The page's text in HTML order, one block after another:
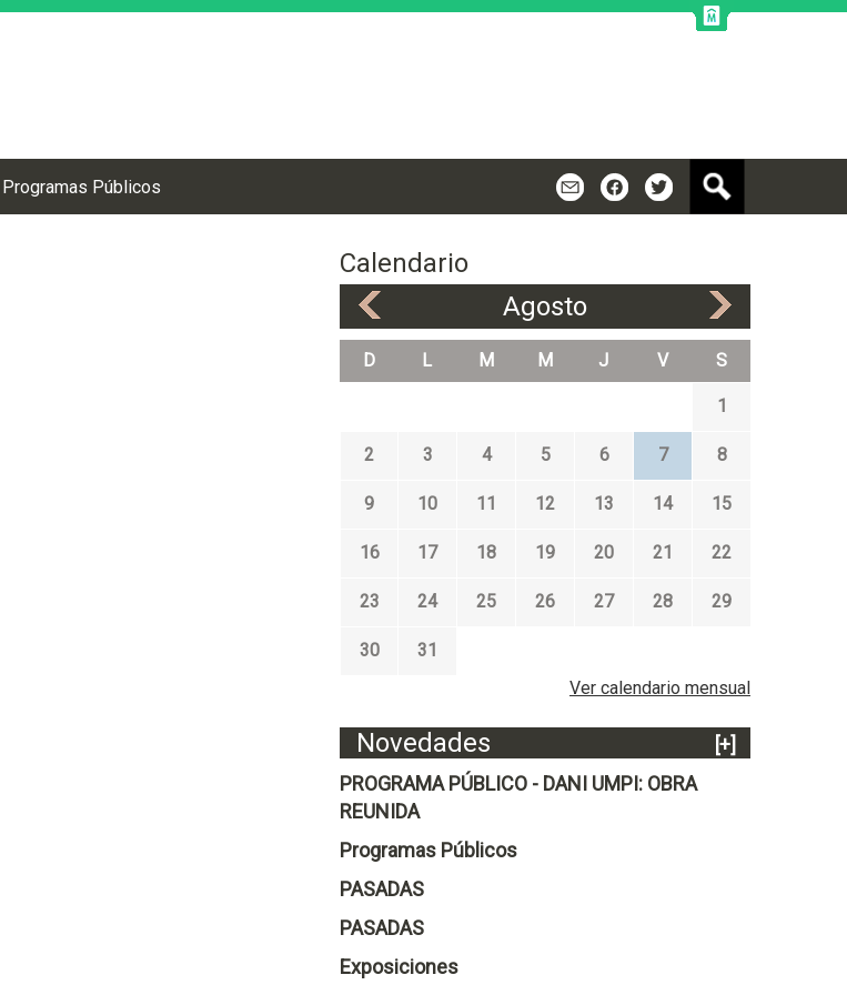
Calendario
Agosto
D L M M J V S
1
2 3 4 5 6 7 8
9 10 11 12 13 14 15
16 17 18 19 20 21 22
23 24 25 26 27 28 29
30
31
Ver calendario mensual
Novedades
[+]
PROGRAMA PÚBLICO - DANI UMPI: OBRA
REUNIDA
Programas Públicos
PASADAS
PASADAS
Exposiciones
Programas Públicos
s